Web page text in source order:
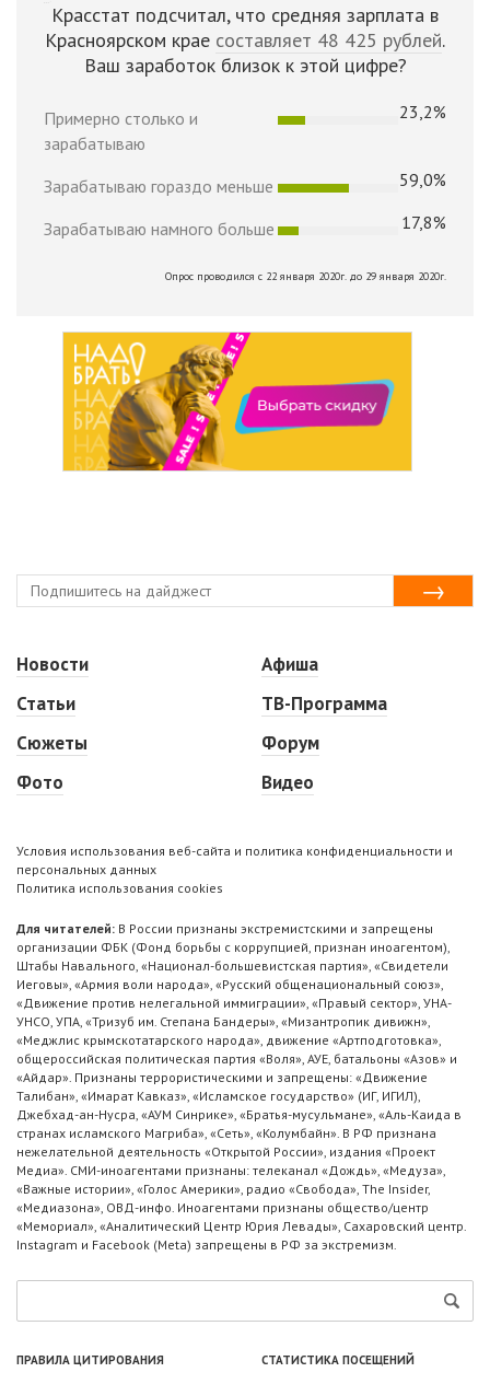
Красстат подсчитал, что средняя зарплата в
Красноярском крае составляет 48 425 рублей.
Ваш заработок близок к этой цифре?
Примерно столько и
зарабатываю
23,2%
Зарабатываю гораздо меньше 59,0%
Зарабатываю намного больше 17,8%
Опрос проводился с 22 января 2020г. до 29 января 2020г.
Новости
Статьи
Сюжеты
Фото
Афиша
ТВ-Программа
Форум
Видео
Условия использования веб-сайта и политика конфиденциальности и
персональных данных
Политика использования cookies
Для читателей: В России признаны экстремистскими и запрещены
организации ФБК (Фонд борьбы с коррупцией, признан иноагентом),
Штабы Навального, «Национал-большевистская партия», «Свидетели
Иеговы», «Армия воли народа», «Русский общенациональный союз»,
«Движение против нелегальной иммиграции», «Правый сектор», УНА-
УНСО, УПА, «Тризуб им. Степана Бандеры», «Мизантропик дивижн»,
«Меджлис крымскотатарского народа», движение «Артподготовка»,
общероссийская политическая партия «Воля», АУЕ, батальоны «Азов» и
«Айдар». Признаны террористическими и запрещены: «Движение
Талибан», «Имарат Кавказ», «Исламское государство» (ИГ, ИГИЛ),
Джебхад-ан-Нусра, «АУМ Синрике», «Братья-мусульмане», «Аль-Каида в
странах исламского Магриба», «Сеть», «Колумбайн». В РФ признана
нежелательной деятельность «Открытой России», издания «Проект
Медиа». СМИ-иноагентами признаны: телеканал «Дождь», «Медуза»,
«Важные истории», «Голос Америки», радио «Свобода», The Insider,
«Медиазона», ОВД-инфо. Иноагентами признаны общество/центр
«Мемориал», «Аналитический Центр Юрия Левады», Сахаровский центр.
Instagram и Facebook (Metа) запрещены в РФ за экстремизм.
ПРАВИЛА ЦИТИРОВАНИЯ СТАТИСТИКА ПОСЕЩЕНИЙ